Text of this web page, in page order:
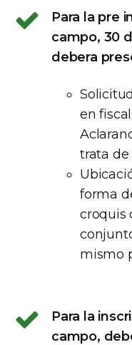
Para la pre
campo, 30
debera
en
trata de
forma
croquis
mismo
Para la
campo,